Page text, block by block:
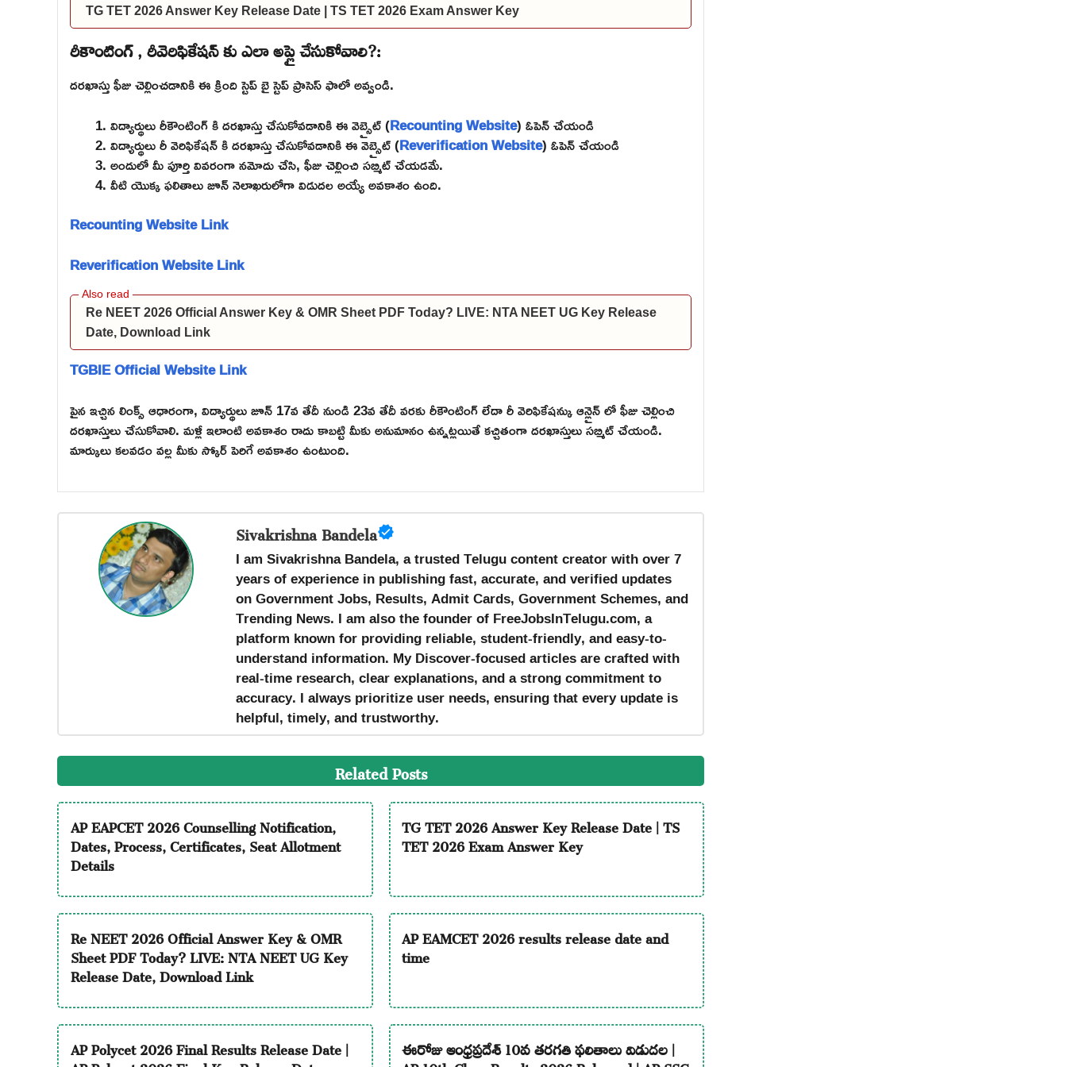
TG TET 2026 Answer Key Release Date | TS TET 2026 Exam Answer Key
రీకౌంటింగ్ , రీవెరిఫికేషన్ కు ఎలా అప్లై చేసుకోవాలి?:
దరఖాస్తు ఫీజు చెల్లించడానికి ఈ క్రింది స్టెప్ బై స్టెప్ ప్రాసెస్ ఫాలో అవ్వండి.
విద్యార్థులు రీకౌంటింగ్ కి దరఖాస్తు చేసుకోవడానికి ఈ వెబ్సైట్ (Recounting Website) ఓపెన్ చేయండి
విద్యార్థులు రీ వెరిఫికేషన్ కి దరఖాస్తు చేసుకోవడానికి ఈ వెబ్సైట్ (Reverification Website) ఓపెన్ చేయండి
అందులో మీ పూర్తి వివరంగా నమోదు చేసి, ఫీజు చెల్లించి సబ్మిట్ చేయడమే.
వీటి యొక్క ఫలితాలు జూన్ నెలాఖరులోగా విడుదల అయ్యే అవకాశం ఉంది.
Recounting Website Link
Reverification Website Link
Re NEET 2026 Official Answer Key & OMR Sheet PDF Today? LIVE: NTA NEET UG Key Release
Date, Download Link
TGBIE Official Website Link
పైన ఇచ్చిన లింక్స్ ఆధారంగా, విద్యార్థులు జూన్ 17వ తేదీ నుండి 23వ తేదీ వరకు రీకౌంటింగ్ లేదా రీ వెరిఫికేషన్కు ఆన్లైన్ లో ఫీజు చెల్లించి
దరఖాస్తులు చేసుకోవాలి. మళ్లీ ఇలాంటి అవకాశం రాదు కాబట్టి మీకు అనుమానం ఉన్నట్లయితే కచ్చితంగా దరఖాస్తులు సబ్మిట్ చేయండి.
మార్కులు కలవడం వల్ల మీకు స్కోర్ పెరిగే అవకాశం ఉంటుంది.
Sivakrishna Bandela
I am Sivakrishna Bandela, a trusted Telugu content creator with over 7
years of experience in publishing fast, accurate, and verified updates
on Government Jobs, Results, Admit Cards, Government Schemes, and
Trending News. I am also the founder of FreeJobsInTelugu.com, a
platform known for providing reliable, student-friendly, and easy-to-
understand information. My Discover-focused articles are crafted with
real-time research, clear explanations, and a strong commitment to
accuracy. I always prioritize user needs, ensuring that every update is
helpful, timely, and trustworthy.
Related Posts
AP EAPCET 2026 Counselling Notification,
Dates, Process, Certificates, Seat Allotment
Details
TG TET 2026 Answer Key Release Date | TS
TET 2026 Exam Answer Key
Re NEET 2026 Official Answer Key & OMR
Sheet PDF Today? LIVE: NTA NEET UG Key
Release Date, Download Link
AP EAMCET 2026 results release date and
time
AP Polycet 2026 Final Results Release Date | ఈరోజు ఆంధ్రప్రదేశ్ 10వ తరగతి ఫలితాలు విడుదల |